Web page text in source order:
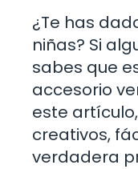
¿Te has
niñas? Si
sabes que
accesorio
este
creativos,
verdadera